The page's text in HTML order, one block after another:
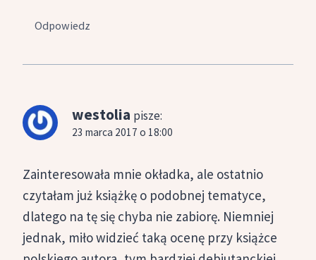
Odpowiedz
westolia pisze:
23 marca 2017 o 18:00
Zainteresowała mnie okładka, ale ostatnio
czytałam już książkę o podobnej tematyce,
dlatego na tę się chyba nie zabiorę. Niemniej
jednak, miło widzieć taką ocenę przy książce